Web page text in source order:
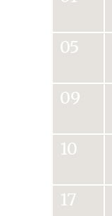
05
09
10
17